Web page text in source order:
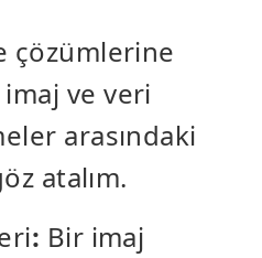
çözümlerine
ve veri
arasındaki
atalım.
: Bir imaj